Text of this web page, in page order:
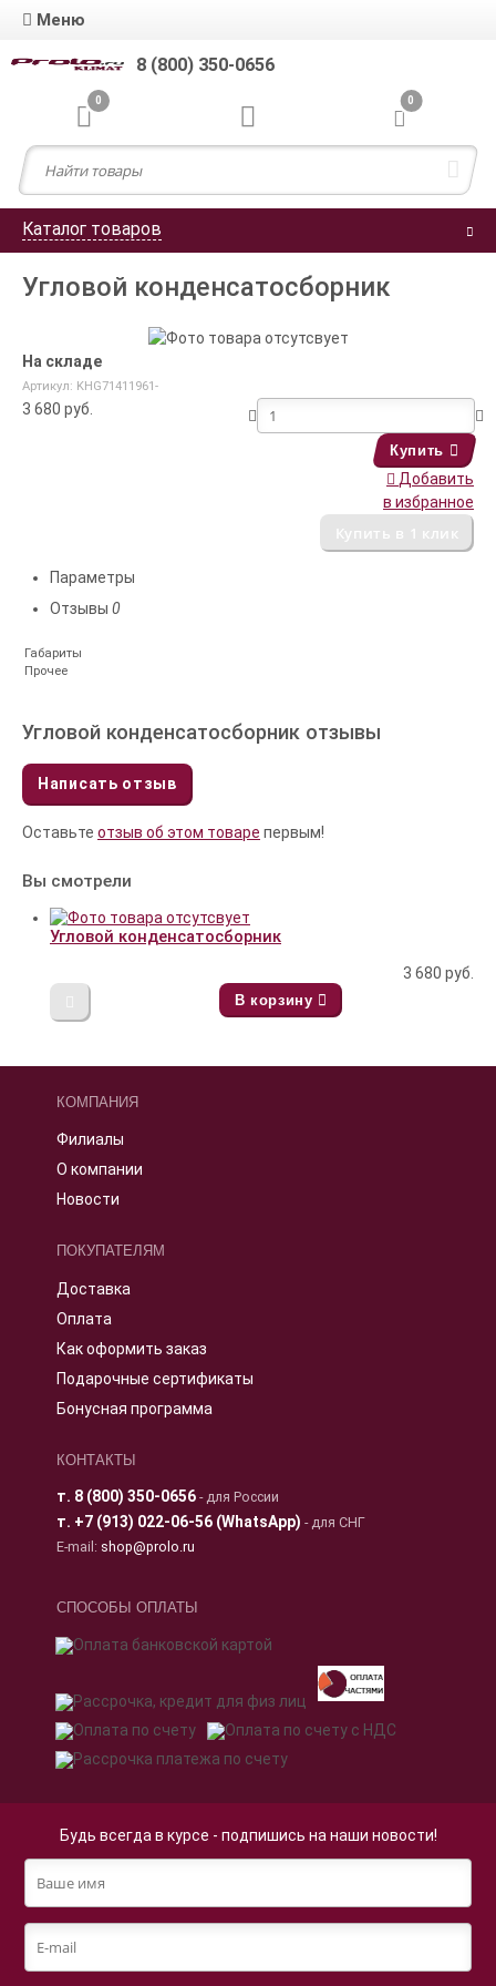
Меню
8 (800) 350-0656
0 0
Каталог товаров
Угловой конденсатосборник
На складе
Артикул: KHG71411961-
3 680 руб.
Купить
Добавить
в избранное
Параметры
Отзывы 0
Габариты
Прочее
Угловой конденсатосборник отзывы
Написать отзыв
Оставьте отзыв об этом товаре первым!
Вы смотрели
Угловой конденсатосборник
3 680 руб.
В корзину
КОМПАНИЯ
Филиалы
О компании
Новости
ПОКУПАТЕЛЯМ
Доставка
Оплата
Как оформить заказ
Подарочные сертификаты
Бонусная программа
КОНТАКТЫ
т. 8 (800) 350-0656- для России
т. +7 (913) 022-06-56 (WhatsApp) - для СНГ
E-mail: shop@prolo.ru
СПОСОБЫ ОПЛАТЫ
Будь всегда в курсе - подпишись на наши новости!